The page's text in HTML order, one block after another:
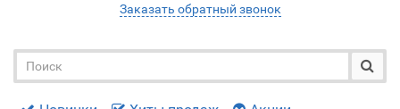
Заказать обратный звонок